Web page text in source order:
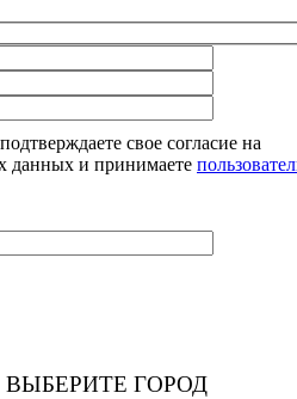
свое согласие на
данных и принимаете
ВЫБЕРИТЕ ГОРОД